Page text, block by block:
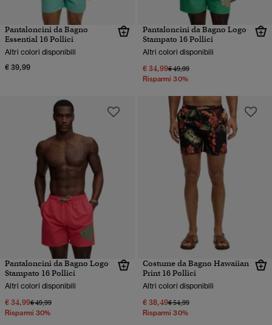
Pantaloncini da Bagno
Essential 16 Pollici
Altri colori disponibili
€ 39,99
Pantaloncini da Bagno Logo
Stampato 16 Pollici
Altri colori disponibili
€ 34,99Prezzo ridotto da
€ 49,99a
Risparmi 30%
Pantaloncini da Bagno Logo
Stampato 16 Pollici
Altri colori disponibili
€ 34,99Prezzo ridotto da
€ 49,99a
Risparmi 30%
Costume da Bagno Hawaiian
Print 16 Pollici
Altri colori disponibili
€ 38,49Prezzo ridotto da
€ 54,99a
Risparmi 30%